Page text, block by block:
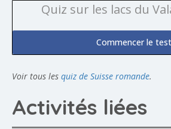
Quiz sur les lacs du
Commencer le test
Voir tous les quiz de Suisse romande.
Activités liées